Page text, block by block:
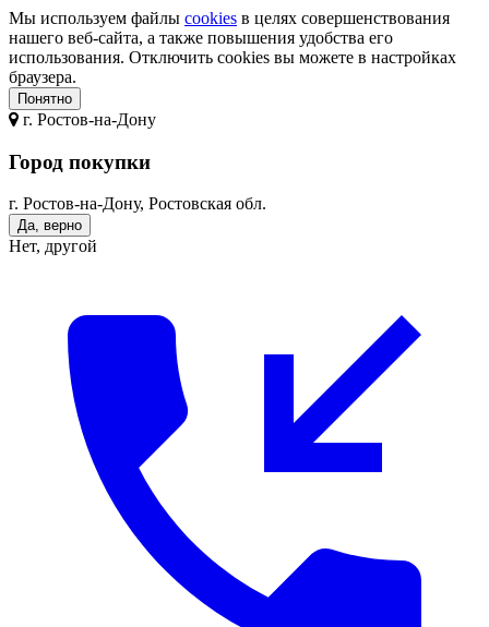
Мы используем файлы cookies в целях совершенствования
нашего веб-сайта, а также повышения удобства его
использования. Отключить cookies вы можете в настройках
браузера.
Понятно
г. Ростов-на-Дону
Город покупки
г. Ростов-на-Дону, Ростовская обл.
Да, верно
Нет, другой